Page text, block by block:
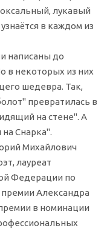
лукавый
в каждом из
написаны до
в некоторых из них
шедевра. Так,
превратилась в
на стене". А
Снарка".
Михайлович
лауреат
Федерации по
премии Александра
в номинации